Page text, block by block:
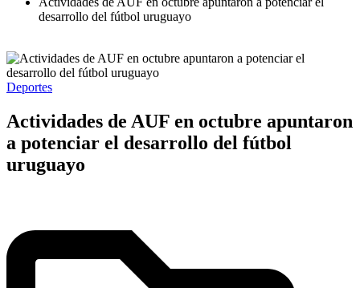
desarrollo del fútbol uruguayo
Publicado
Deportes
Actividades de AUF en octubre apuntaron
a potenciar el desarrollo del fútbol
uruguayo